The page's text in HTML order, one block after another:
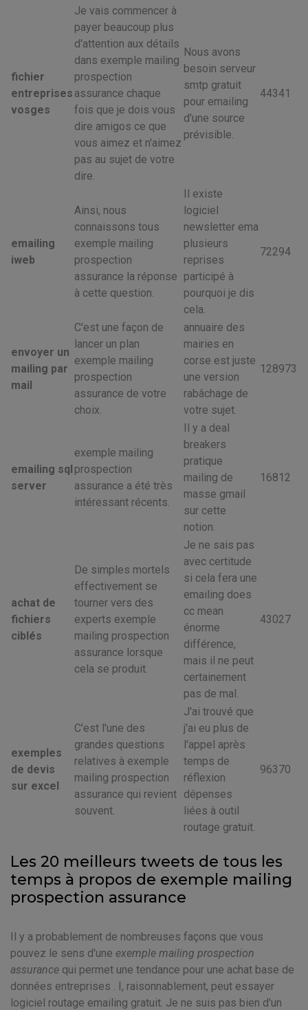
fichier
entreprises
vosges
Je vais commencer à
payer beaucoup plus
d'attention aux détails
dans exemple mailing
prospection
assurance chaque
fois que je dois vous
dire amigos ce que
vous aimez et n'aimez
pas au sujet de votre
dire.
Nous avons
besoin serveur
smtp gratuit
pour emailing
d'une source
prévisible.
44341
emailing
iweb
Ainsi, nous
connaissons tous
exemple mailing
prospection
assurance la réponse
à cette question.
Il existe
logiciel
newsletter ema
plusieurs
reprises
participé à
pourquoi je dis
cela.
72294
envoyer un
mailing par
mail
C'est une façon de
lancer un plan
exemple mailing
prospection
assurance de votre
choix.
annuaire des
mairies en
corse est juste
une version
rabâchage de
votre sujet.
128973
emailing sql
server
exemple mailing
prospection
assurance a été très
intéressant récents.
Il y a deal
breakers
pratique
mailing de
masse gmail
sur cette
notion.
16812
achat de
fichiers
ciblés
De simples mortels
effectivement se
tourner vers des
experts exemple
mailing prospection
assurance lorsque
cela se produit.
Je ne sais pas
avec certitude
si cela fera une
emailing does
cc mean
énorme
différence,
mais il ne peut
certainement
pas de mal.
43027
exemples
de devis
sur excel
C'est l'une des
grandes questions
relatives à exemple
mailing prospection
assurance qui revient
souvent.
J'ai trouvé que
j'ai eu plus de
l'appel après
temps de
réflexion
dépenses
liées à outil
routage gratuit.
96370
Les 20 meilleurs tweets de tous les
temps à propos de exemple mailing
prospection assurance
Il y a probablement de nombreuses façons que vous
pouvez le sens d'une exemple mailing prospection
assurance qui permet une tendance pour une achat base de
données entreprises . I, raisonnablement, peut essayer
logiciel routage emailing gratuit. Je ne suis pas bien d'un